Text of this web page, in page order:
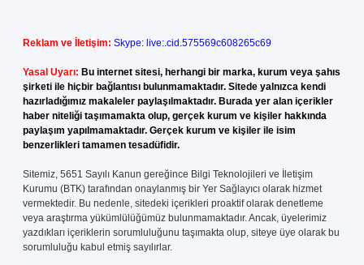
Reklam ve İletişim: Skype: live:.cid.575569c608265c69
Yasal Uyarı: Bu internet sitesi, herhangi bir marka, kurum veya şahıs
şirketi ile hiçbir bağlantısı bulunmamaktadır. Sitede yalnızca kendi
hazırladığımız makaleler paylaşılmaktadır. Burada yer alan içerikler
haber niteliği taşımamakta olup, gerçek kurum ve kişiler hakkında
paylaşım yapılmamaktadır. Gerçek kurum ve kişiler ile isim
benzerlikleri tamamen tesadüfidir.
Sitemiz, 5651 Sayılı Kanun gereğince Bilgi Teknolojileri ve İletişim
Kurumu (BTK) tarafından onaylanmış bir Yer Sağlayıcı olarak hizmet
vermektedir. Bu nedenle, sitedeki içerikleri proaktif olarak denetleme
veya araştırma yükümlülüğümüz bulunmamaktadır. Ancak, üyelerimiz
yazdıkları içeriklerin sorumluluğunu taşımakta olup, siteye üye olarak bu
sorumluluğu kabul etmiş sayılırlar.